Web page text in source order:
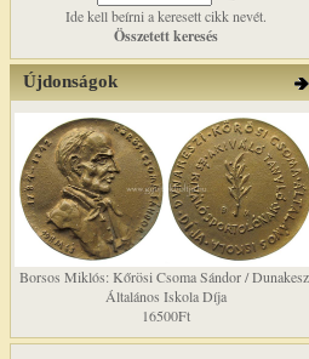
Ide kell beírni a keresett cikk nevét.
Összetett keresés
Újdonságok
Borsos Miklós: Kőrösi Csoma Sándor /
Általános Iskola Díja
16500Ft